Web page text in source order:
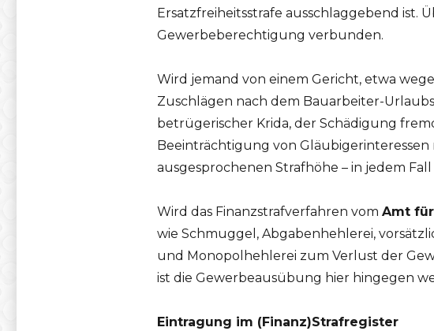
Ersatzfreiheitsstrafe ausschlaggebend ist.
Gewerbeberechtigung verbunden.
Wird jemand von einem Gericht, etwa
Zuschlägen nach dem Bauarbeiter-
betrügerischer Krida, der Schädigung
Beeinträchtigung von
ausgesprochenen Strafhöhe – in jedem
Wird das Finanzstrafverfahren vom Amt
wie Schmuggel, Abgabenhehlerei,
und Monopolhehlerei zum Verlust der
ist die Gewerbeausübung hier hingegen
Eintragung im (Finanz)Strafregister